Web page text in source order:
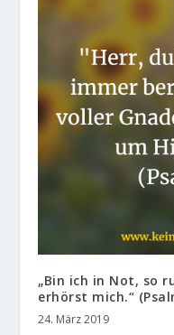
„Bin ich in Not, so
erhörst mich.“
24. März 2019